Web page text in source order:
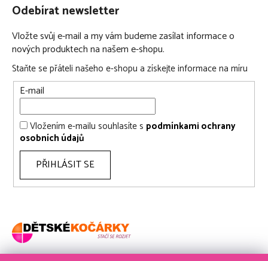
Odebírat newsletter
Vložte svůj e-mail a my vám budeme zasílat informace o
nových produktech na našem e-shopu.
Staňte se přáteli našeho e-shopu a získejte informace na míru
E-mail
Vložením e-mailu souhlasíte s podmínkami ochrany
osobních údajů
PŘIHLÁSIT SE